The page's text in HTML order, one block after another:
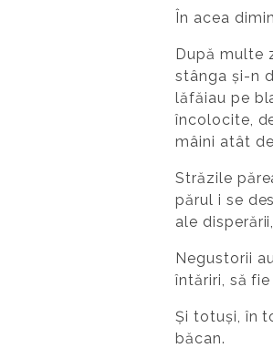
În acea
După multe
stânga și-n
lăfăiau pe
încolocite,
mâini atât
Străzile
părul i se
ale
Negustorii
întăriri, să
Și totuși, în
băcan.